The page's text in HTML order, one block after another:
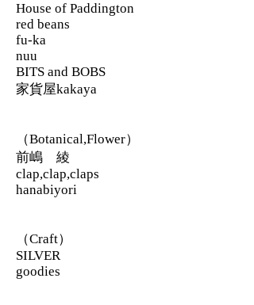
House of Paddington
red beans
fu-ka
nuu
BITS and BOBS
家貨屋kakaya
（Botanical,Flower）
前嶋 綾
clap,clap,claps
hanabiyori
（Craft）
SILVER
goodies